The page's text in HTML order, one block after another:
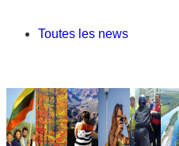
Toutes les news